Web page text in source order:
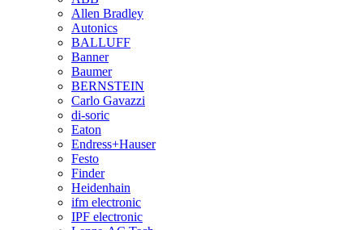
Allen Bradley
Autonics
BALLUFF
Banner
Baumer
BERNSTEIN
Carlo Gavazzi
di-soric
Eaton
Endress+Hauser
Festo
Finder
Heidenhain
ifm electronic
IPF electronic